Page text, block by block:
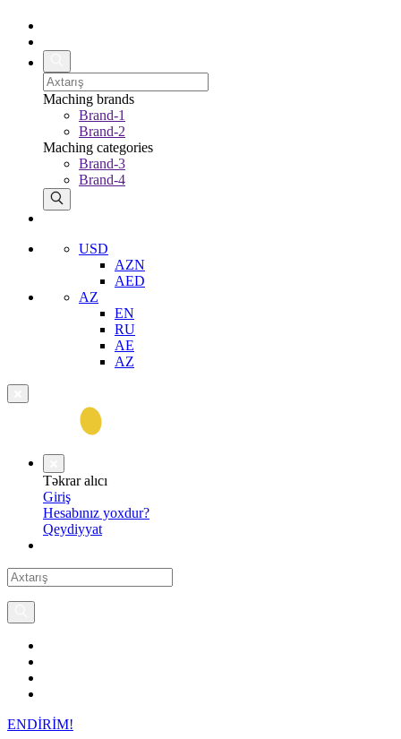
Maching brands
Brand-1
Brand-2
Maching categories
Brand-3
Brand-4
USD
AZN
AED
AZ
EN
RU
AE
AZ
Təkrar alıcı
Giriş
Hesabınız yoxdur?
Qeydiyyat
ENDİRİM!